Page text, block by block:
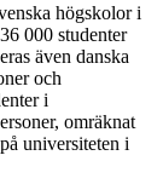
högskolor i
000 studenter
även danska
och
i
omräknat
universiteten i